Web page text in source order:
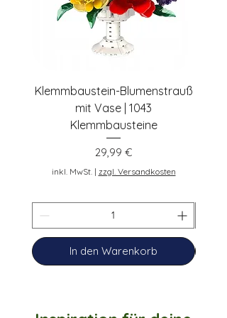
Klemmbaustein-Blumenstrauß
mit Vase | 1043
Klemmbausteine
Preis
29,99 €
inkl. MwSt.| zzgl. Versandkosten
In den Warenkorb